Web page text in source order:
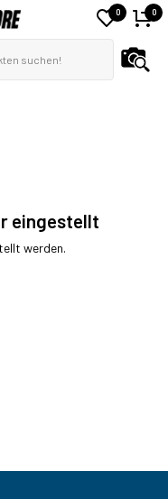
0 0
eingestellt
werden.